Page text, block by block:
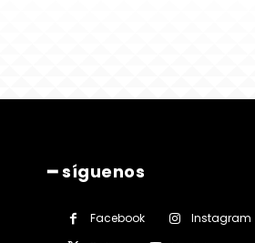
━ síguenos
Facebook
Instagram